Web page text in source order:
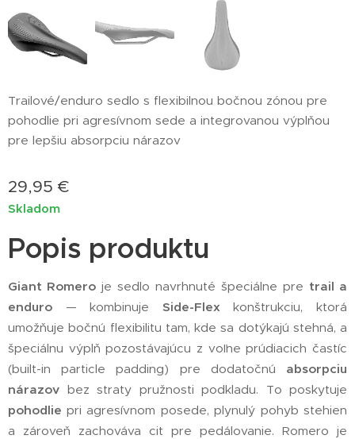
Trailové/enduro sedlo s flexibilnou bočnou zónou pre
pohodlie pri agresívnom sede a integrovanou výplňou
pre lepšiu absorpciu nárazov
29,95 €
Skladom
Popis produktu
Giant Romero je sedlo navrhnuté špeciálne pre trail a
enduro — kombinuje Side-Flex konštrukciu, ktorá
umožňuje bočnú flexibilitu tam, kde sa dotýkajú stehná, a
špeciálnu výplň pozostávajúcu z voľne prúdiacich častíc
(built-in particle padding) pre dodatočnú absorpciu
nárazov bez straty pružnosti podkladu. To poskytuje
pohodlie pri agresívnom posede, plynulý pohyb stehien
a zároveň zachováva cit pre pedálovanie. Romero je